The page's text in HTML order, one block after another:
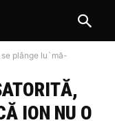
plânge lu`mă-
ION NU O